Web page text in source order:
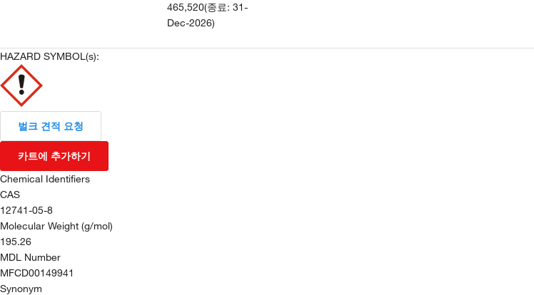
465,520(종료: 31-
Dec-2026)
HAZARD SYMBOL(s):
벌크 견적 요청
카트에 추가하기
Chemical Identifiers
CAS
12741-05-8
Molecular Weight (g/mol)
195.26
MDL Number
MFCD00149941
Synonym